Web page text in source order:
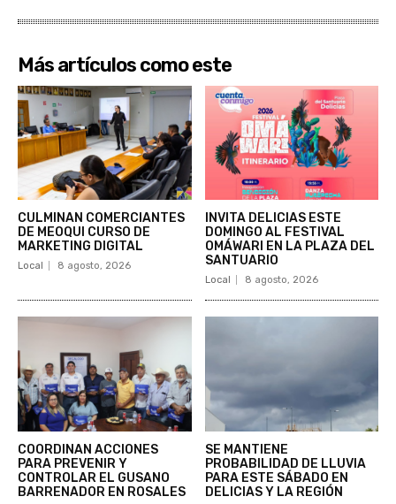
Más artículos como este
CULMINAN COMERCIANTES
DE MEOQUI CURSO DE
MARKETING DIGITAL
Local 8 agosto, 2026
INVITA DELICIAS ESTE
DOMINGO AL FESTIVAL
OMÁWARI EN LA PLAZA DEL
SANTUARIO
Local 8 agosto, 2026
COORDINAN ACCIONES
PARA PREVENIR Y
CONTROLAR EL GUSANO
BARRENADOR EN ROSALES
SE MANTIENE
PROBABILIDAD DE LLUVIA
PARA ESTE SÁBADO EN
DELICIAS Y LA REGIÓN